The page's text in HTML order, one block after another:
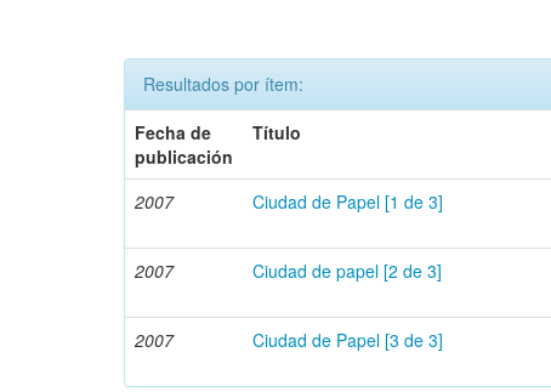
Resultados por ítem:
Fecha de
publicación
Título
2007 Ciudad de Papel [1 de 3]
2007
Ciudad de papel [2 de 3]
2007
Ciudad de Papel [3 de 3]